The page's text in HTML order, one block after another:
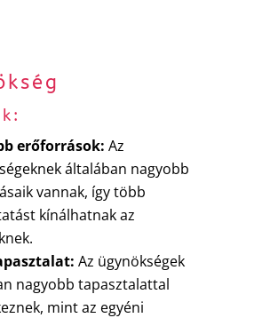
erőforrások: Az
általában nagyobb
vannak, így több
kínálhatnak az
Az ügynökségek
nagyobb tapasztalattal
mint az egyéni